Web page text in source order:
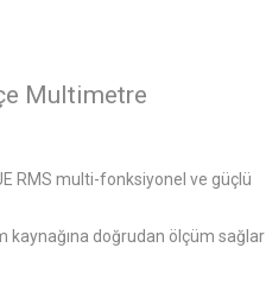
Multimetre
RMS multi-fonksiyonel ve güçlü
kaynağına doğrudan ölçüm sağlar